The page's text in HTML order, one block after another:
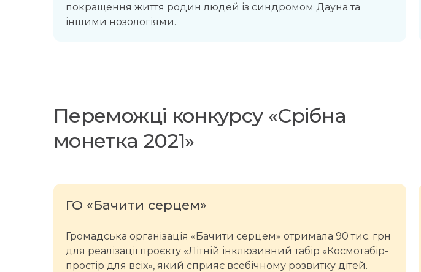
покращення життя родин людей із синдромом Дауна та
іншими нозологіями.
Переможці конкурсу «Срібна
монетка 2021»
ГО «Бачити серцем»
Громадська організація «Бачити серцем» отримала 90 тис. грн
для реалізації проєкту «Літній інклюзивний табір «Космотабір-
простір для всіх», який сприяє всебічному розвитку дітей.